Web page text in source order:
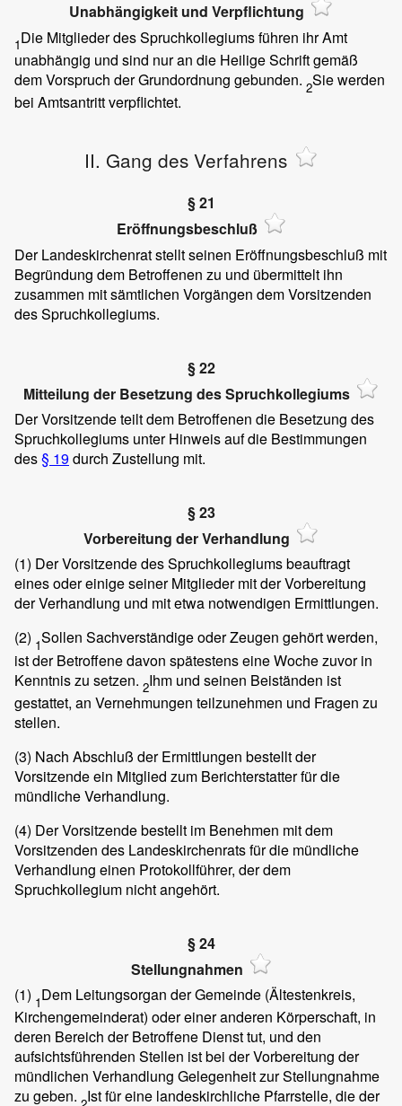
Unabhängigkeit und Verpflichtung
1Die Mitglieder des Spruchkollegiums führen ihr Amt
unabhängig und sind nur an die Heilige Schrift gemäß
dem Vorspruch der Grundordnung gebunden. 2Sie werden
bei Amtsantritt verpflichtet.
II. Gang des Verfahrens
§ 21
Eröffnungsbeschluß
Der Landeskirchenrat stellt seinen Eröffnungsbeschluß mit
Begründung dem Betroffenen zu und übermittelt ihn
zusammen mit sämtlichen Vorgängen dem Vorsitzenden
des Spruchkollegiums.
§ 22
Mitteilung der Besetzung des Spruchkollegiums
Der Vorsitzende teilt dem Betroffenen die Besetzung des
Spruchkollegiums unter Hinweis auf die Bestimmungen
des§ 19durch Zustellung mit.
§ 23
Vorbereitung der Verhandlung
(1) Der Vorsitzende des Spruchkollegiums beauftragt
eines oder einige seiner Mitglieder mit der Vorbereitung
der Verhandlung und mit etwa notwendigen Ermittlungen.
(2) 1Sollen Sachverständige oder Zeugen gehört werden,
ist der Betroffene davon spätestens eine Woche zuvor in
Kenntnis zu setzen. 2Ihm und seinen Beiständen ist
gestattet, an Vernehmungen teilzunehmen und Fragen zu
stellen.
(3) Nach Abschluß der Ermittlungen bestellt der
Vorsitzende ein Mitglied zum Berichterstatter für die
mündliche Verhandlung.
(4) Der Vorsitzende bestellt im Benehmen mit dem
Vorsitzenden des Landeskirchenrats für die mündliche
Verhandlung einen Protokollführer, der dem
Spruchkollegium nicht angehört.
§ 24
Stellungnahmen
(1) 1Dem Leitungsorgan der Gemeinde (Ältestenkreis,
Kirchengemeinderat) oder einer anderen Körperschaft, in
deren Bereich der Betroffene Dienst tut, und den
aufsichtsführenden Stellen ist bei der Vorbereitung der
mündlichen Verhandlung Gelegenheit zur Stellungnahme
zu geben. Ist für eine landeskirchliche Pfarrstelle, die der